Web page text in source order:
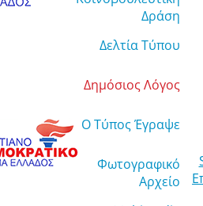
Δράση
Δελτία Τύπου
Δημόσιος Λόγος
Ο Τύπος Έγραψε
Φωτογραφικό
Αρχείο